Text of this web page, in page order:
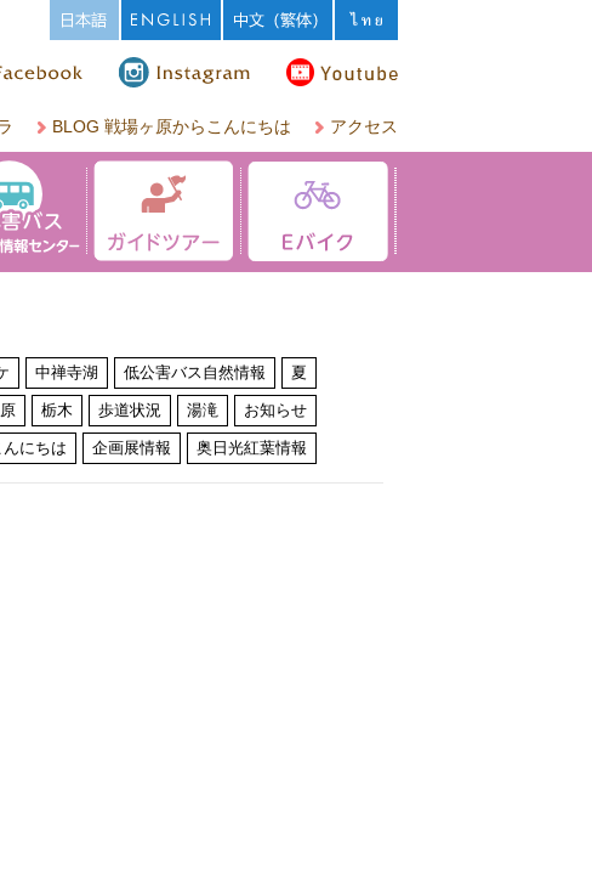
BLOG 戦場ヶ原からこんにちは アクセス
中禅寺湖 低公害バス自然情報 夏
栃木 歩道状況 湯滝 お知らせ
にちは 企画展情報 奥日光紅葉情報